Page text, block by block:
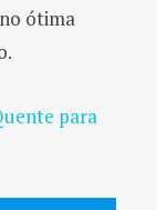
ótima
para